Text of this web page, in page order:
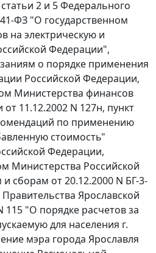
статьи 2 и 5Федерального
ФЗ "О государственном
на электрическую и
Федерации",
о порядке применения
Российской Федерации,
Министерства финансов
11.12.2002 N 127н, пункт
по применению
стоимость"
Федерации,
Министерства Российской
сборам от 20.12.2000 N БГ-3-
Ярославской
115 "О порядке расчетов за
для населения г.
мэра города Ярославля